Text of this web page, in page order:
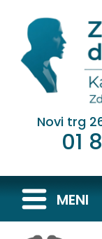
Novi trg
01
MENI